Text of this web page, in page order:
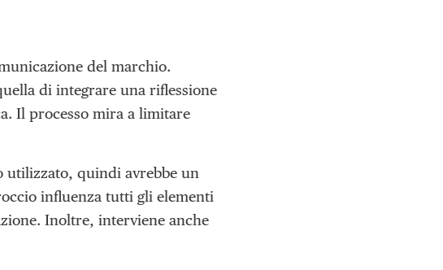
del marchio.
di integrare una riflessione
Il processo mira a limitare
utilizzato, quindi avrebbe un
influenza tutti gli elementi
Inoltre, interviene anche